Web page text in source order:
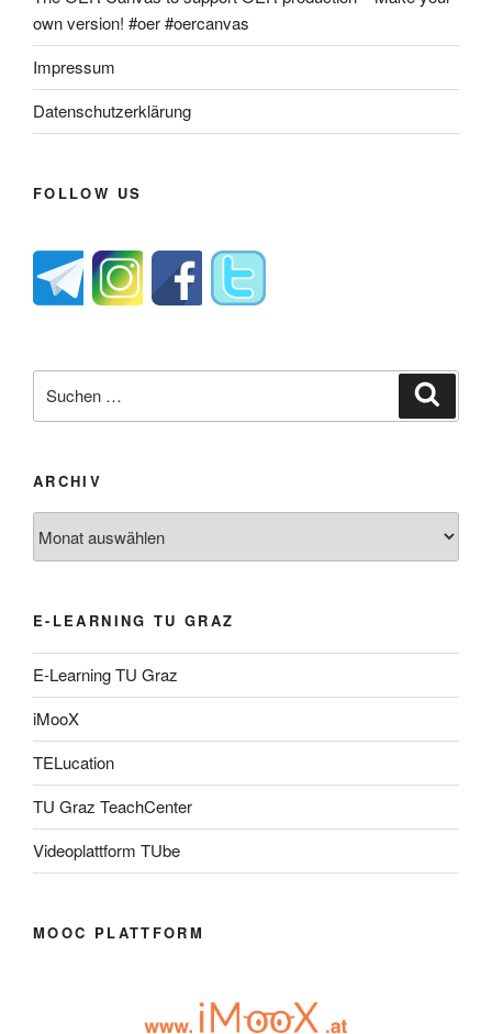
own version! #oer #oercanvas
Impressum
Datenschutzerklärung
FOLLOW US
nach:
ARCHIV
E-LEARNING TU GRAZ
E-Learning TU Graz
iMooX
TELucation
TU Graz TeachCenter
Videoplattform TUbe
MOOC PLATTFORM